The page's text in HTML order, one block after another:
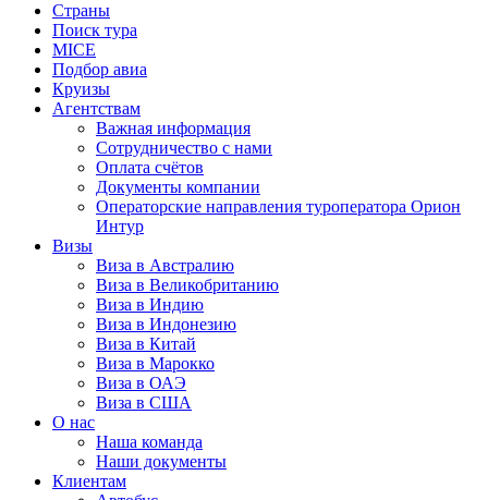
Страны
Поиск тура
MICE
Подбор авиа
Круизы
Агентствам
Важная информация
Сотрудничество с нами
Оплата счётов
Документы компании
Операторские направления туроператора Орион
Интур
Визы
Виза в Австралию
Виза в Великобританию
Виза в Индию
Виза в Индонезию
Виза в Китай
Виза в Марокко
Виза в ОАЭ
Виза в США
О нас
Наша команда
Наши документы
Клиентам